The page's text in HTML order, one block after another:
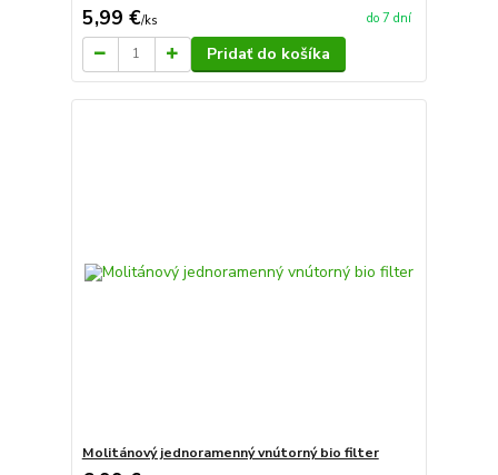
5,99 €/ks do 7 dní
Pridať do košíka
Molitánový jednoramenný vnútorný bio filter